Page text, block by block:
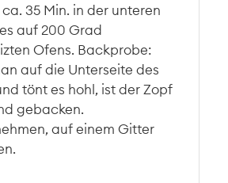
35 Min. in der unteren
auf 200 Grad
Ofens. Backprobe:
auf die Unterseite des
tönt es hohl, ist der Zopf
gebacken.
auf einem Gitter